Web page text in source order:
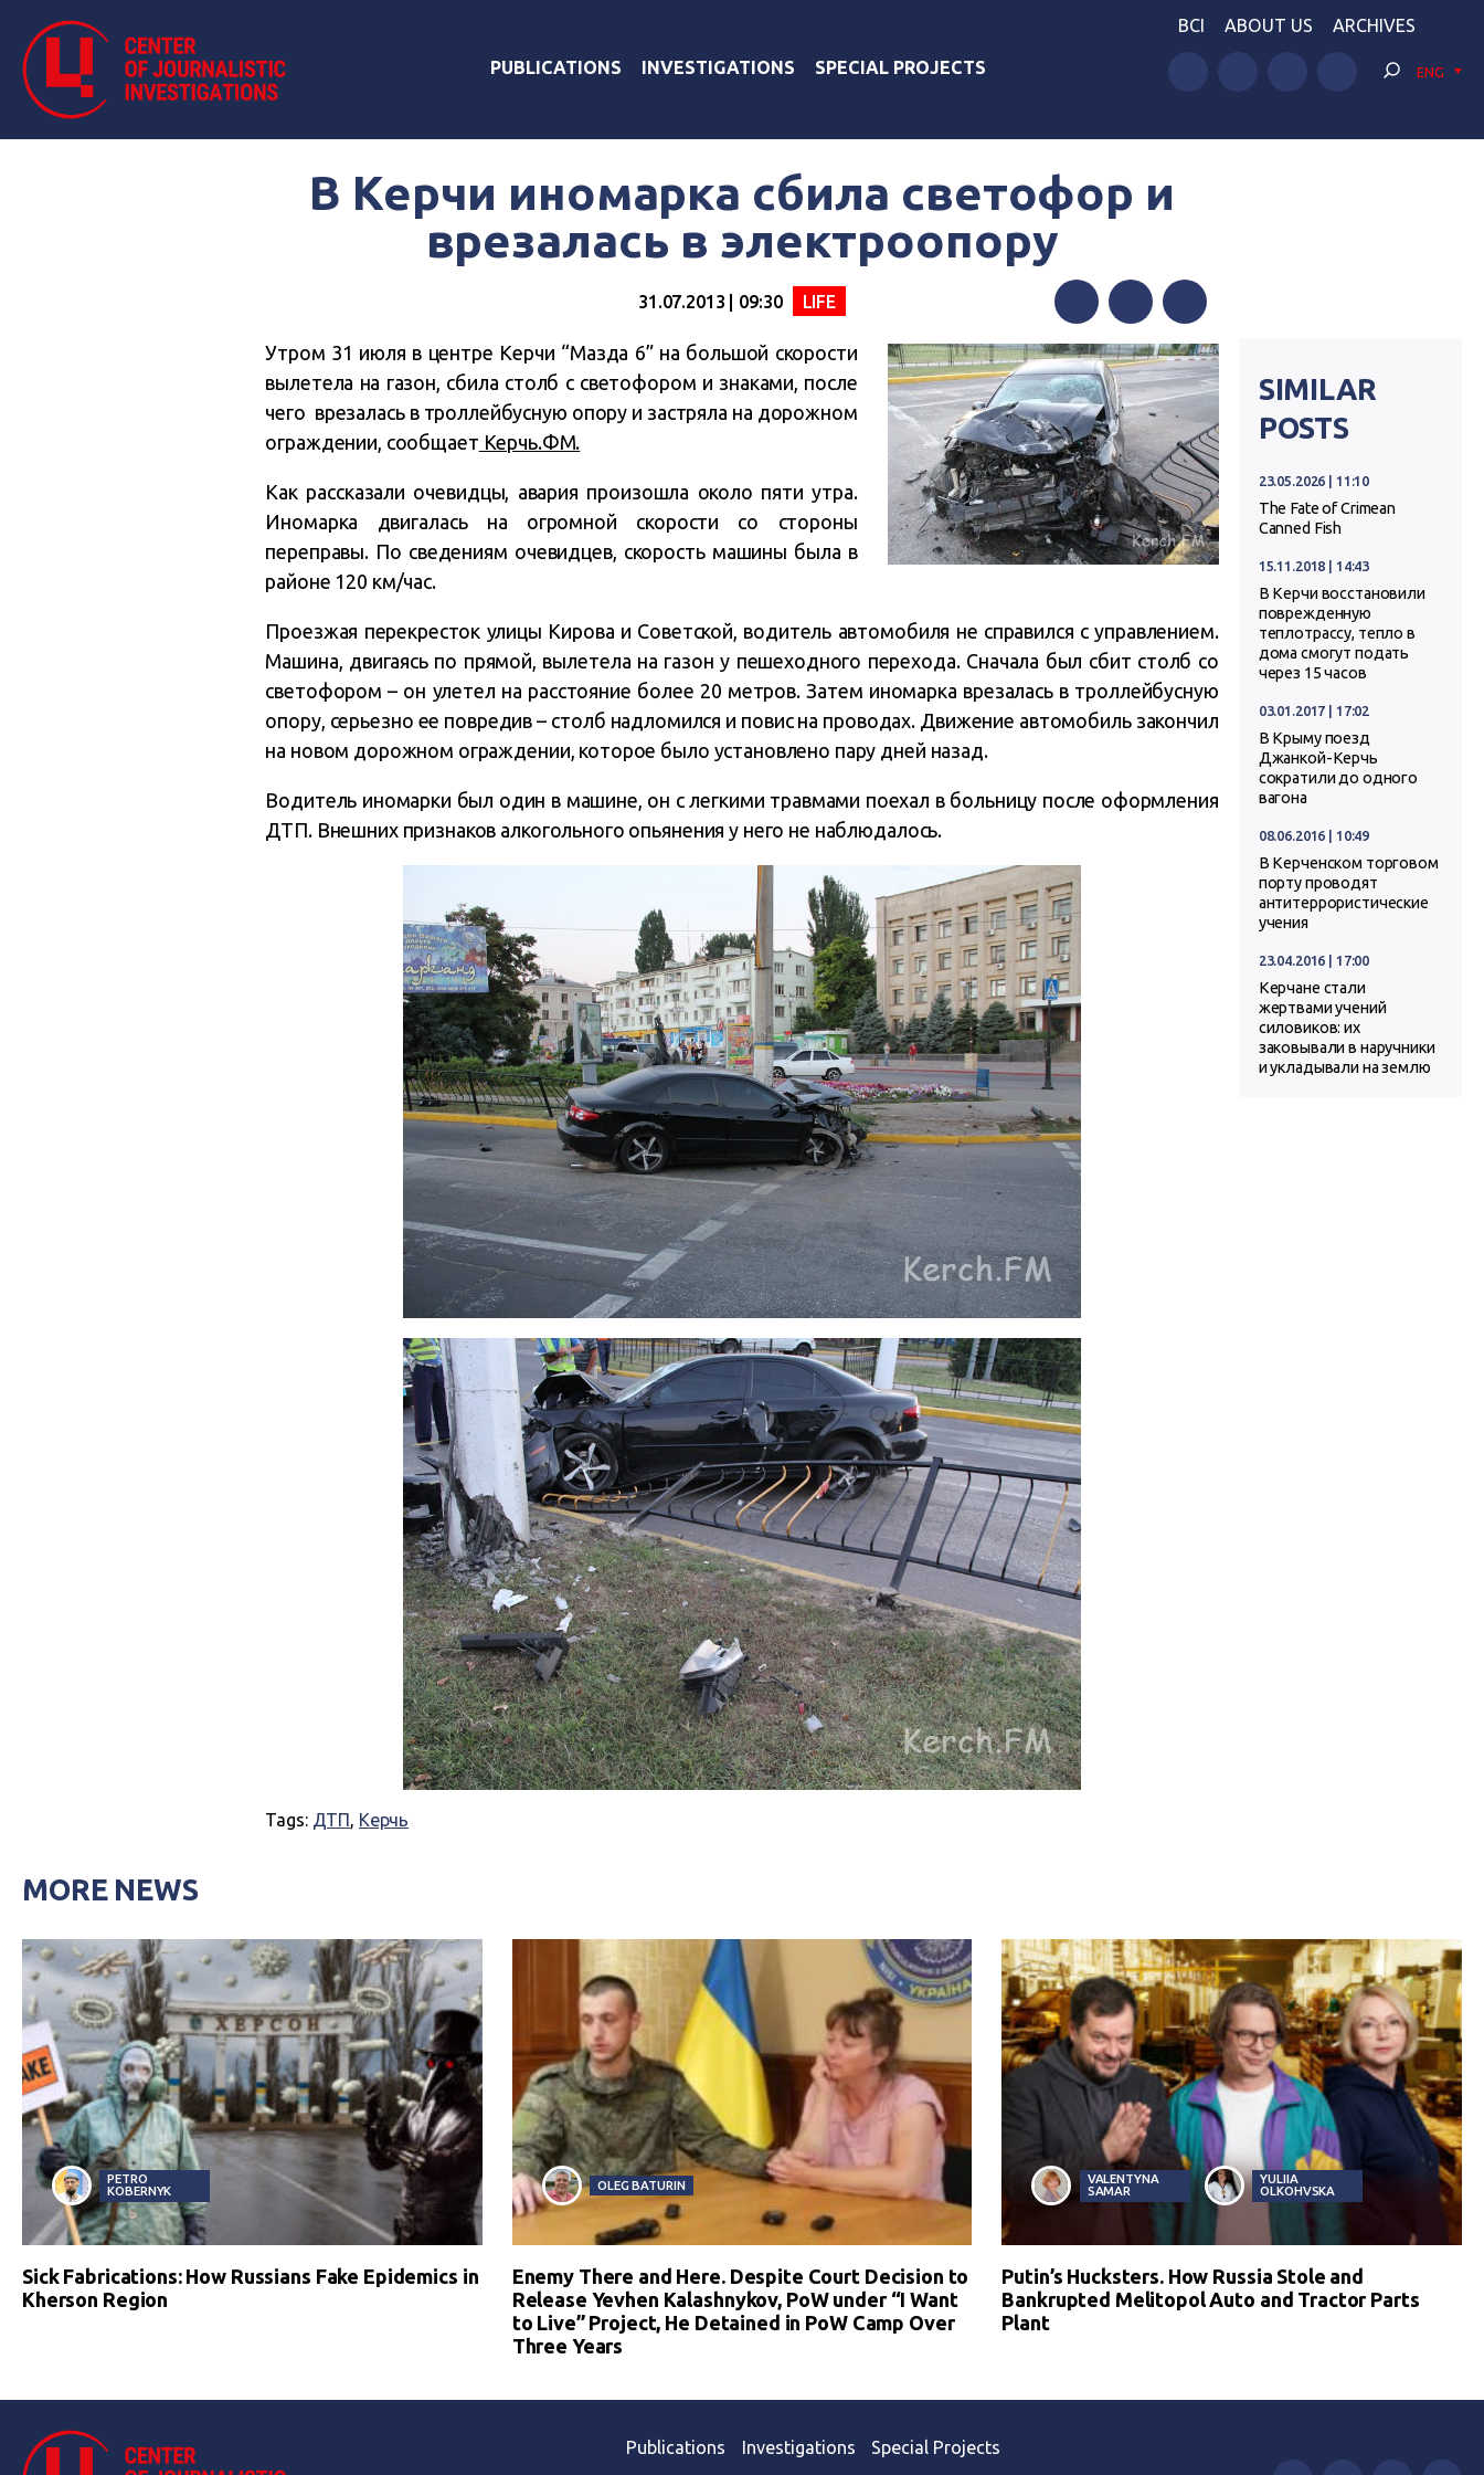
PUBLICATIONS INVESTIGATIONS SPECIAL PROJECTS
BCI ABOUT US ARCHIVES
ENG
В Керчи иномарка сбила светофор и
врезалась в электроопору
31.07.2013 | 09:30 LIFE
FacebookTwitterTelegram
Утром 31 июля в центре Керчи “Мазда 6” на большой скорости
вылетела на газон, сбила столб с светофором и знаками, после
чего врезалась в троллейбусную опору и застряла на дорожном
ограждении, сообщает Керчь.ФМ.
Как рассказали очевидцы, авария произошла около пяти утра.
Иномарка двигалась на огромной скорости со стороны
переправы. По сведениям очевидцев, скорость машины была в
районе 120 км/час.
Проезжая перекресток улицы Кирова и Советской, водитель автомобиля не справился с управлением.
Машина, двигаясь по прямой, вылетела на газон у пешеходного перехода. Сначала был сбит столб со
светофором – он улетел на расстояние более 20 метров. Затем иномарка врезалась в троллейбусную
опору, серьезно ее повредив – столб надломился и повис на проводах. Движение автомобиль закончил
на новом дорожном ограждении, которое было установлено пару дней назад.
Водитель иномарки был один в машине, он с легкими травмами поехал в больницу после оформления
ДТП. Внешних признаков алкогольного опьянения у него не наблюдалось.
Tags: ДТП, Керчь
SIMILAR
POSTS
23.05.2026 | 11:10
The Fate of Crimean
Canned Fish
15.11.2018 | 14:43
В Керчи восстановили
поврежденную
теплотрассу, тепло в
дома смогут подать
через 15 часов
03.01.2017 | 17:02
В Крыму поезд
Джанкой-Керчь
сократили до одного
вагона
08.06.2016 | 10:49
В Керченском торговом
порту проводят
антитеррористические
учения
23.04.2016 | 17:00
Керчане стали
жертвами учений
силовиков: их
заковывали в наручники
и укладывали на землю
MORE NEWS
PETRO
KOBERNYK
Sick Fabrications: How Russians Fake Epidemics in
Kherson Region
OLEG BATURIN
Enemy There and Here. Despite Court Decision to
Release Yevhen Kalashnykov, PoW under “I Want
to Live” Project, He Detained in PoW Camp Over
Three Years
VALENTYNA
SAMAR
YULIIA
OLKOHVSKA
Putin’s Hucksters. How Russia Stole and
Bankrupted Melitopol Auto and Tractor Parts
Plant
Publications Investigations Special Projects